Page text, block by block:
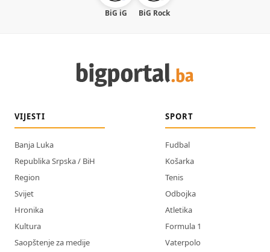
BiG iG BiG Rock
VIJESTI
Banja Luka
Republika Srpska / BiH
Region
Svijet
Hronika
Kultura
Saopštenje za medije
SPORT
Fudbal
Košarka
Tenis
Odbojka
Atletika
Formula 1
Vaterpolo